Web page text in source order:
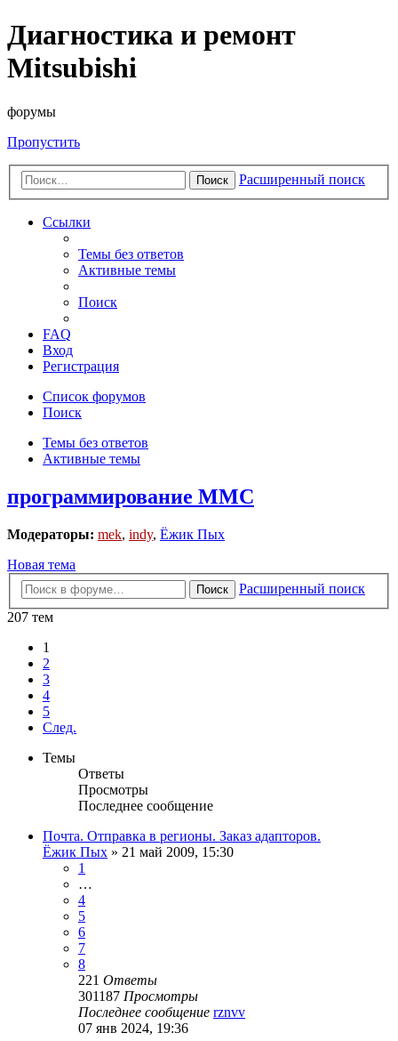
Диагностика и ремонт
Mitsubishi
форумы
Пропустить
Поиск Расширенный поиск
Ссылки
Темы без ответов
Активные темы
Поиск
FAQ
Вход
Регистрация
Список форумов
Поиск
Темы без ответов
Активные темы
программирование MMC
Модераторы: mek, indy, Ёжик Пых
Новая тема
Поиск
Расширенный поиск
207 тем
1
2
3
4
5
След.
Темы
Ответы
Просмотры
Последнее сообщение
Почта. Отправка в регионы. Заказ адапторов.
Ёжик Пых » 21 май 2009, 15:30
1
…
4
5
6
7
8
221 Ответы
301187 Просмотры
Последнее сообщение rznvv
07 янв 2024, 19:36